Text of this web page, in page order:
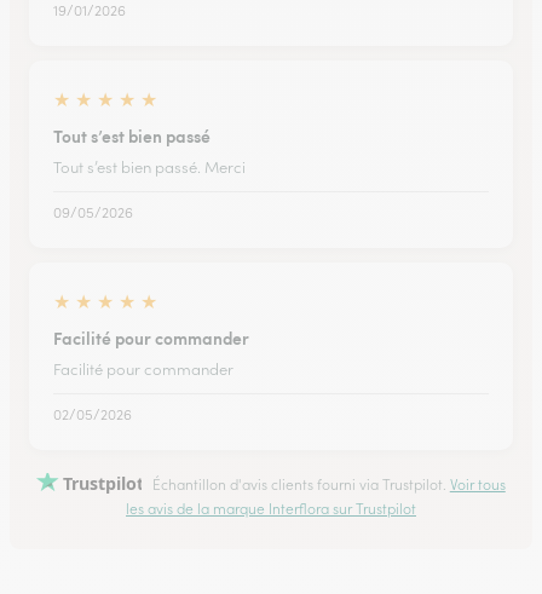
19/01/2026
★ ★ ★ ★ ★
Tout s’est bien passé
Tout s’est bien passé. Merci
09/05/2026
★ ★ ★ ★ ★
Facilité pour commander
Facilité pour commander
02/05/2026
Trustpilot Échantillon d'avis clients fourni via Trustpilot. Voir tous
les avis de la marque Interflora sur Trustpilot